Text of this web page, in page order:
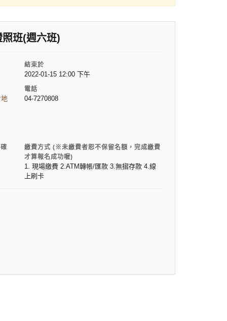
班(週六班)
結束於
2022-01-15 12:00 下午
電話
04-7270808
繳費方式 (※未繳費者恕不保留名額，完成繳費
才算報名成功喔)
1. 現場繳費 2.ATM轉帳/匯款 3.無摺存款 4.線
上刷卡